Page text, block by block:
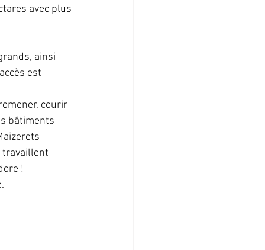
avec plus
ainsi
est
courir
bâtiments
travaillent
!